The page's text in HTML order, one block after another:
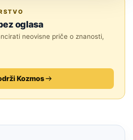
oglasa
neovisne priče o znanosti,
Kozmos